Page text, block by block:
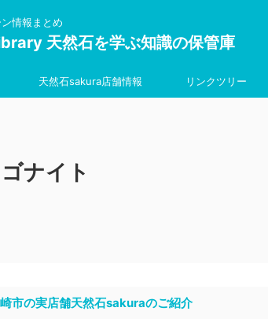
情報まとめ
天然石を学ぶ知識の保管庫
天然石sakura店舗情報 リンクツリー
ナイト
市の実店舗天然石sakuraのご紹介